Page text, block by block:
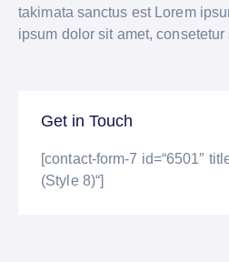
takimata sanctus est Lorem
ipsum dolor sit amet,
Get in Touch
[contact-form-7 id=“6501″
(Style 8)“]